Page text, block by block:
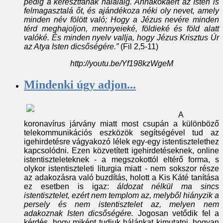
pedig a keresztfának haláláig. Annakokáért az Isten is
felmagasztalá őt, és ajándékoza néki oly nevet, amely
minden név fölött való; Hogy a Jézus nevére minden
térd meghajoljon, mennyeieké, földieké és föld alatt
valóké. És minden nyelv vallja, hogy Jézus Krisztus Úr
az Atya Isten dicsőségére.” (Fil 2,5-11)
http://youtu.be/Yf198kzWgeM
Mindenki úgy adjon...
A
koronavírus járvány miatt most csupán a különböző
telekommunikációs eszközök segítségével tud az
igehirdetésre vágyakozó lélek egy-egy istentisztelethez
kapcsolódni. Ezen közvetített igehirdetéseknek, online
istentiszteleteknek - a megszokottól eltérő forma, s
olykor istentiszteleti liturgia miatt - nem sokszor része
az adakozásra való buzdítás, holott a Kis Káté tanítása
ez esetben is igaz:áldozat nélkül ma sincs
istentisztelet, ezért nem templom az, melyből hiányzik a
persely és nem istentisztelet az, melyen nem
adakoznak Isten dicsőségére. Jogosan vetődik fel a